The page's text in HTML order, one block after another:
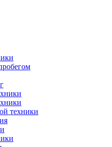
техники